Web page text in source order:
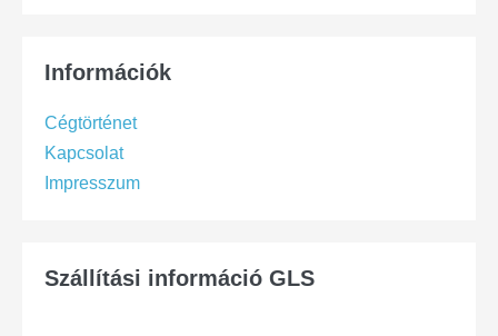
Információk
Cégtörténet
Kapcsolat
Impresszum
Szállítási információ GLS